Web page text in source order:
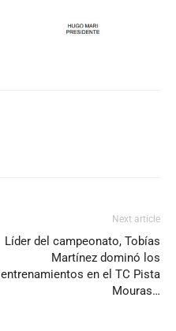
Next article
Líder del campeonato, Tobías
Martínez dominó los
entrenamientos en el TC Pista
Mouras…